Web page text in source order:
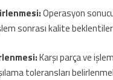
Operasyon
sonrası kalite beklentileri
Karşı parça ve
toleransları